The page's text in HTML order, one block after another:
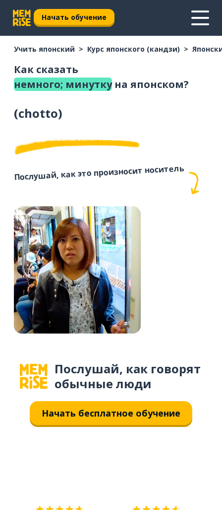
Начать обучение
Учить японский Курс японского (кандзи)
Как сказать
немного; минуткуна японском?
(chotto)
Послушай, как это произносит носитель
Послушай, как говорят
обычные люди
Начать бесплатное обучение